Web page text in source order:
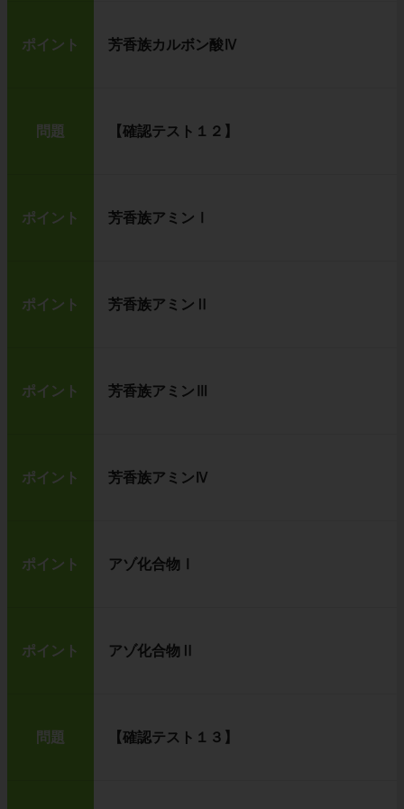
ポイント 芳香族カルボン酸Ⅳ
問題 【確認テスト１２】
ポイント 芳香族アミンⅠ
ポイント 芳香族アミンⅡ
ポイント 芳香族アミンⅢ
ポイント 芳香族アミンⅣ
ポイント アゾ化合物Ⅰ
ポイント アゾ化合物Ⅱ
問題 【確認テスト１３】